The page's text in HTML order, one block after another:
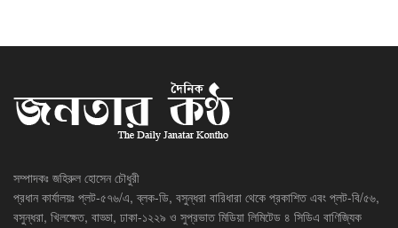
সম্পাদকঃ জহিরুল হোসেন চৌধুরী
প্রধান কার্যালয়ঃ প্লট-৫৭৬/এ, ব্লক-ডি, বসুন্ধরা বারিধারা থেকে প্রকাশিত এবং প্লট-বি/৫৬,
বসুন্ধরা, খিলক্ষেত, বাড্ডা, ঢাকা-১২২৯ ও সুপ্রভাত মিডিয়া লিমিটেড ৪ সিডিএ বাণিজ্যিক